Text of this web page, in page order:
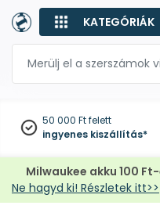
KATEGÓRIÁK
50 000 Ft felett
ingyenes kiszállítás*
Milwaukee akku 100 Ft-
Ne hagyd ki! Részletek itt>>